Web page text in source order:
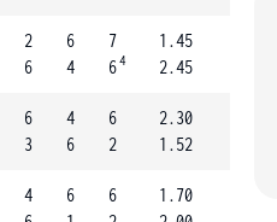
2
6
6
4
7
64
1.45
2.45
6
3
4
6
6
2
2.30
1.52
4
6
6
1.70